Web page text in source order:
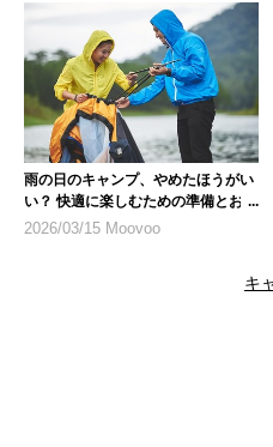
雨の日のキャンプ、やめたほうがい
い？ 快適に楽しむための準備とおす
すめ商品
2026/03/15 Moovoo
キ